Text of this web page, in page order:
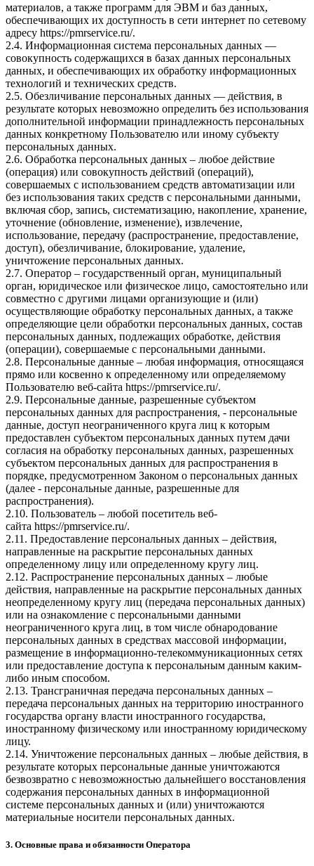
материалов, а также программ для ЭВМ и баз данных,
обеспечивающих их доступность в сети интернет по сетевому
адресу https://pmrservice.ru/.
2.4. Информационная система персональных данных —
совокупность содержащихся в базах данных персональных
данных, и обеспечивающих их обработку информационных
технологий и технических средств.
2.5. Обезличивание персональных данных — действия, в
результате которых невозможно определить без использования
дополнительной информации принадлежность персональных
данных конкретному Пользователю или иному субъекту
персональных данных.
2.6. Обработка персональных данных – любое действие
(операция) или совокупность действий (операций),
совершаемых с использованием средств автоматизации или
без использования таких средств с персональными данными,
включая сбор, запись, систематизацию, накопление, хранение,
уточнение (обновление, изменение), извлечение,
использование, передачу (распространение, предоставление,
доступ), обезличивание, блокирование, удаление,
уничтожение персональных данных.
2.7. Оператор – государственный орган, муниципальный
орган, юридическое или физическое лицо, самостоятельно или
совместно с другими лицами организующие и (или)
осуществляющие обработку персональных данных, а также
определяющие цели обработки персональных данных, состав
персональных данных, подлежащих обработке, действия
(операции), совершаемые с персональными данными.
2.8. Персональные данные – любая информация, относящаяся
прямо или косвенно к определенному или определяемому
Пользователю веб-сайта https://pmrservice.ru/.
2.9. Персональные данные, разрешенные субъектом
персональных данных для распространения, - персональные
данные, доступ неограниченного круга лиц к которым
предоставлен субъектом персональных данных путем дачи
согласия на обработку персональных данных, разрешенных
субъектом персональных данных для распространения в
порядке, предусмотренном Законом о персональных данных
(далее - персональные данные, разрешенные для
распространения).
2.10. Пользователь – любой посетитель веб-
сайта https://pmrservice.ru/.
2.11. Предоставление персональных данных – действия,
направленные на раскрытие персональных данных
определенному лицу или определенному кругу лиц.
2.12. Распространение персональных данных – любые
действия, направленные на раскрытие персональных данных
неопределенному кругу лиц (передача персональных данных)
или на ознакомление с персональными данными
неограниченного круга лиц, в том числе обнародование
персональных данных в средствах массовой информации,
размещение в информационно-телекоммуникационных сетях
или предоставление доступа к персональным данным каким-
либо иным способом.
2.13. Трансграничная передача персональных данных –
передача персональных данных на территорию иностранного
государства органу власти иностранного государства,
иностранному физическому или иностранному юридическому
лицу.
2.14. Уничтожение персональных данных – любые действия, в
результате которых персональные данные уничтожаются
безвозвратно с невозможностью дальнейшего восстановления
содержания персональных данных в информационной
системе персональных данных и (или) уничтожаются
материальные носители персональных данных.
3. Основные права и обязанности Оператора